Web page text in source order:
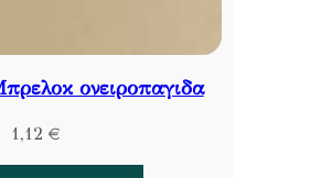
ονειροπαγιδα
1,12 €